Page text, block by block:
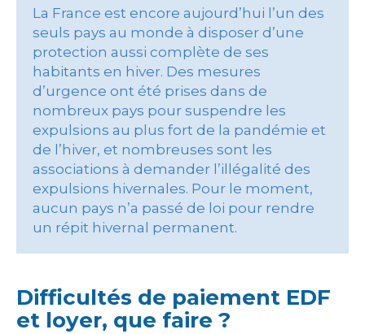
La France est encore aujourd’hui l’un des
seuls pays au monde à disposer d’une
protection aussi complète de ses
habitants en hiver. Des mesures
d’urgence ont été prises dans de
nombreux pays pour suspendre les
expulsions au plus fort de la pandémie et
de l’hiver, et nombreuses sont les
associations à demander l’illégalité des
expulsions hivernales. Pour le moment,
aucun pays n’a passé de loi pour rendre
un répit hivernal permanent.
Difficultés de paiement EDF
et loyer, que faire ?